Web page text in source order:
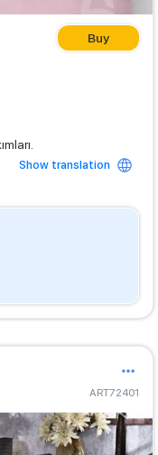
Buy
Show translation
ART72401